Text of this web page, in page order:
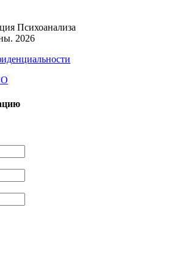
Психоанализа
2026